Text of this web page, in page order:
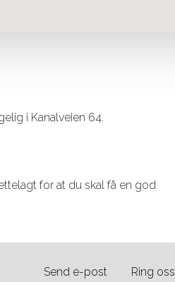
i Kanalveien 64.
for at du skal få en god
Send e-post Ring oss